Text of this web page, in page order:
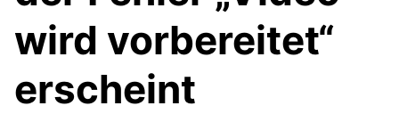
wird vorbereitet“
erscheint